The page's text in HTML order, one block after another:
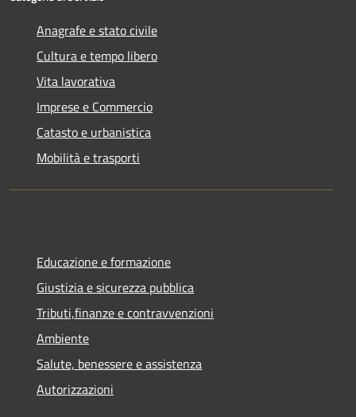
Anagrafe e stato civile
Cultura e tempo libero
Vita lavorativa
Imprese e Commercio
Catasto e urbanistica
Mobilità e trasporti
Educazione e formazione
Giustizia e sicurezza pubblica
Tributi,finanze e contravvenzioni
Ambiente
Salute, benessere e assistenza
Autorizzazioni